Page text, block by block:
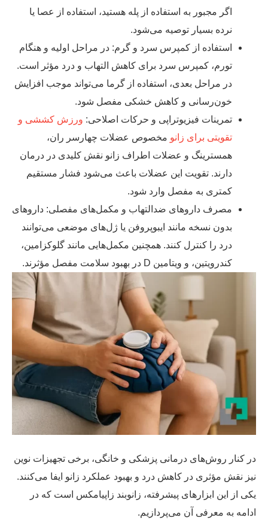
اگر مجبور به استفاده از پله هستید، استفاده از عصا یا
نرده بسیار توصیه می‌شود.
استفاده از کمپرس سرد و گرم: در مراحل اولیه و هنگام
تورم، کمپرس سرد برای کاهش التهاب و درد مؤثر است.
در مراحل بعدی، استفاده از گرما می‌تواند موجب افزایش
خون‌رسانی و کاهش خشکی مفصل شود.
تمرینات فیزیوتراپی و حرکات اصلاحی:ورزش کششی و
تقویتی برای زانومخصوص عضلات چهارسر ران،
همسترینگ و عضلات اطراف زانو نقش کلیدی در درمان
دارند. تقویت این عضلات باعث می‌شود فشار مستقیم
کمتری به مفصل وارد شود.
مصرف داروهای ضدالتهاب و مکمل‌های مفصلی: داروهای
بدون نسخه مانند ایبوپروفن یا ژل‌های موضعی می‌توانند
درد را کنترل کنند. همچنین مکمل‌هایی مانند گلوکزامین،
کندرویتین، و ویتامین D در بهبود سلامت مفصل مؤثرند.
کنار روش‌های درمانی پزشکی و خانگی، برخی تجهیزات نوین
نقش مؤثری در کاهش درد و بهبود عملکرد زانو ایفا می‌کنند.
از این ابزارهای پیشرفته، زانوبند زاپیامکس است که در
به معرفی آن می‌پردازیم.